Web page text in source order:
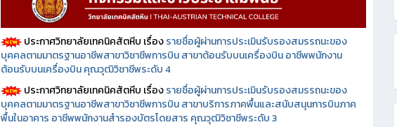
ประกาศวิทยาลัยเทคนิคสัตหีบ เรื่องรายชื่อผู้ผ่านการประเมินรับรองสมรรถนะของ
บุคคลตามมาตรฐานอาชีพสาขาวิชาชีพการบิน สาขาต้อนรับบนเครื่องบิน อาชีพพนักงาน
ต้อนรับบนเครื่องบิน คุณวุฒิวิชาชีพระดับ 4
ประกาศวิทยาลัยเทคนิคสัตหีบ เรื่องรายชื่อผู้ผ่านการประเมินรับรองสมรรถนะของ
บุคคลตามมาตรฐานอาชีพสาขาวิชาชีพการบิน สาขาบริการภาคพื้นและสนับสนุนการบินภาค
พื้นในอาคาร อาชีพพนักงานสำรองบัตรโดยสาร คุณวุฒิวิชาชีพระดับ 3